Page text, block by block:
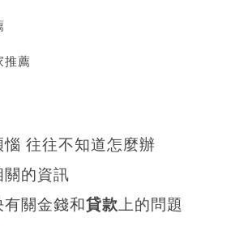
推薦
往往不知道怎麼辦
關的資訊
關金錢和貸款 上的問題